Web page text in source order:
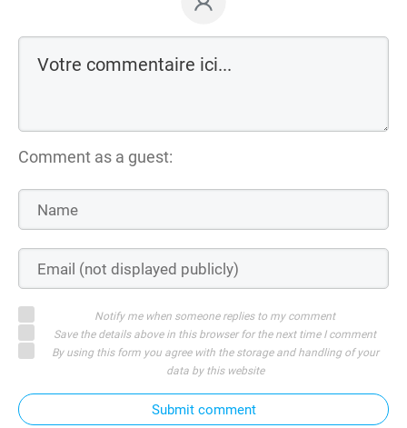
Comment as a guest:
Notify me when someone replies to my comment
Save the details above in this browser for the next time I comment
By using this form you agree with the storage and handling of your
data by this website
Submit comment